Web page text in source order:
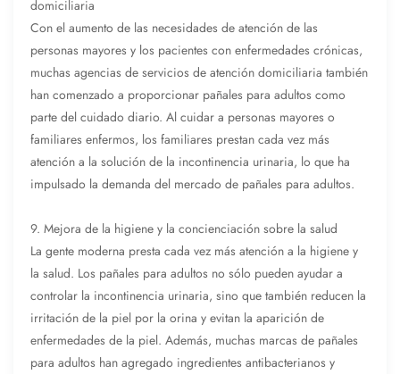
domiciliaria
Con el aumento de las necesidades de atención de las
personas mayores y los pacientes con enfermedades crónicas,
muchas agencias de servicios de atención domiciliaria también
han comenzado a proporcionar pañales para adultos como
parte del cuidado diario. Al cuidar a personas mayores o
familiares enfermos, los familiares prestan cada vez más
atención a la solución de la incontinencia urinaria, lo que ha
impulsado la demanda del mercado de pañales para adultos.
9. Mejora de la higiene y la concienciación sobre la salud
La gente moderna presta cada vez más atención a la higiene y
la salud. Los pañales para adultos no sólo pueden ayudar a
controlar la incontinencia urinaria, sino que también reducen la
irritación de la piel por la orina y evitan la aparición de
enfermedades de la piel. Además, muchas marcas de pañales
para adultos han agregado ingredientes antibacterianos y